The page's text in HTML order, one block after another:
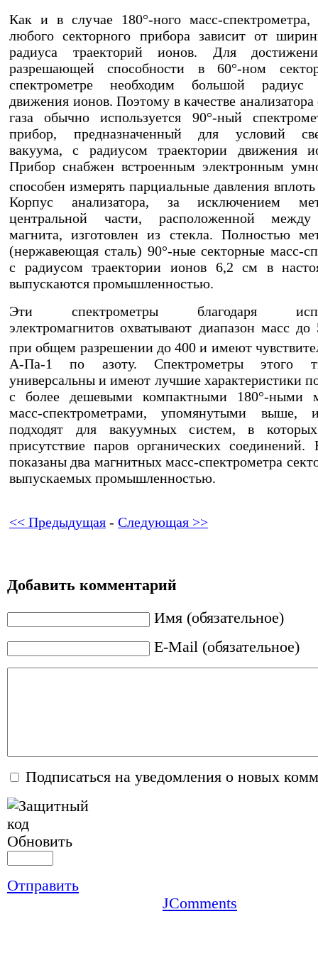
Как и в случае 180°-ного масс-спектрометра,
любого секторного прибора зависит от
радиуса траекторий ионов. Для
разрешающей способности в 60°-ном
спектрометре необходим большой радиус
движения ионов. Поэтому в качестве анализатора
газа обычно используется 90°-ный
прибор, предназначенный для условий
вакуума, с радиусом траектории движения
Прибор снабжен встроенным электронным
способен измерять парциальные давления
Корпус анализатора, за исключением
центральной части, расположенной
магнита, изготовлен из стекла. Полностью
(нержавеющая сталь) 90°-ные секторные масс-
с радиусом траектории ионов 6,2 см в
выпускаются промышленностью.
Эти спектрометры благодаря
электромагнитов охватывают диапазон масс
при общем разрешении до 400 и имеют
А-Па-1 по азоту. Спектрометры этого
универсальны и имеют лучшие характеристики
с более дешевыми компактными 180°-ными
масс-спектрометрами, упомянутыми выше,
подходят для вакуумных систем, в
присутствие паров органических
показаны два магнитных масс-спектрометра
выпускаемых промышленностью.
<< Предыдущая - Следующая >>
Добавить комментарий
Имя (обязательное)
E-Mail (обязательное)
Подписаться на уведомления о новых
Обновить
Отправить
JComments